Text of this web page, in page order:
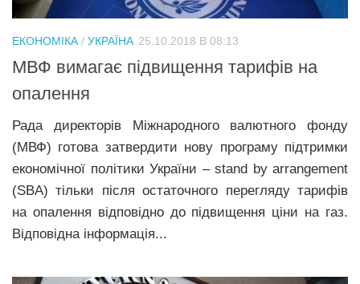
ЕКОНОМІКА / УКРАЇНА 25.10.2018 В 08:13
МВФ вимагає підвищення тарифів на
опалення
Рада директорів Міжнародного валютного фонду
(МВФ) готова затвердити нову програму підтримки
економічної політики України – stand by arrangement
(SBA) тільки після остаточного перегляду тарифів
на опалення відповідно до підвищення ціни на газ.
Відповідна інформація...